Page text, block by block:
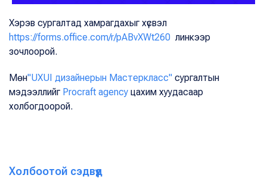
Хэрэв сургалтад хамрагдахыг хүсвэл
https://forms.office.com/r/pABvXWt260 линкээр
зочлоорой.
Мөн"UXUI дизайнерын Мастеркласс" сургалтын
мэдээллийг Procraft agency цахим хуудасаар
холбогдоорой.
Холбоотой сэдвүүд